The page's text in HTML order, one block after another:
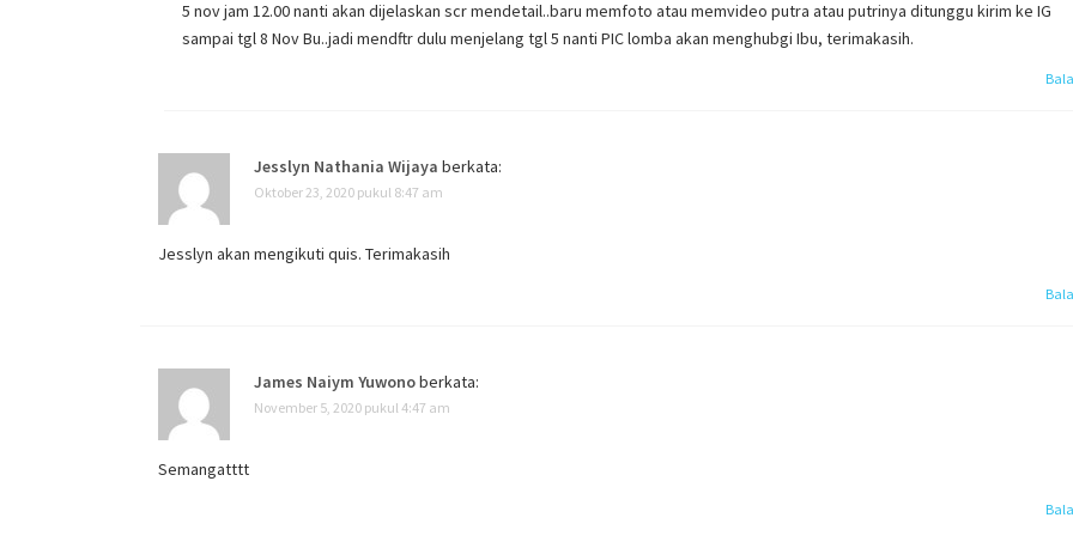
5 nov jam 12.00 nanti akan dijelaskan scr mendetail..baru memfoto atau memvideo putra atau putrinya ditunggu kirim ke IG
sampai tgl 8 Nov Bu..jadi mendftr dulu menjelang tgl 5 nanti PIC lomba akan menghubgi Ibu, terimakasih.
Jesslyn Nathania Wijaya berkata:
Oktober 23, 2020 pukul 8:47 am
Jesslyn akan mengikuti quis. Terimakasih
James Naiym Yuwonoberkata:
November 5, 2020 pukul 4:47 am
Semangatttt